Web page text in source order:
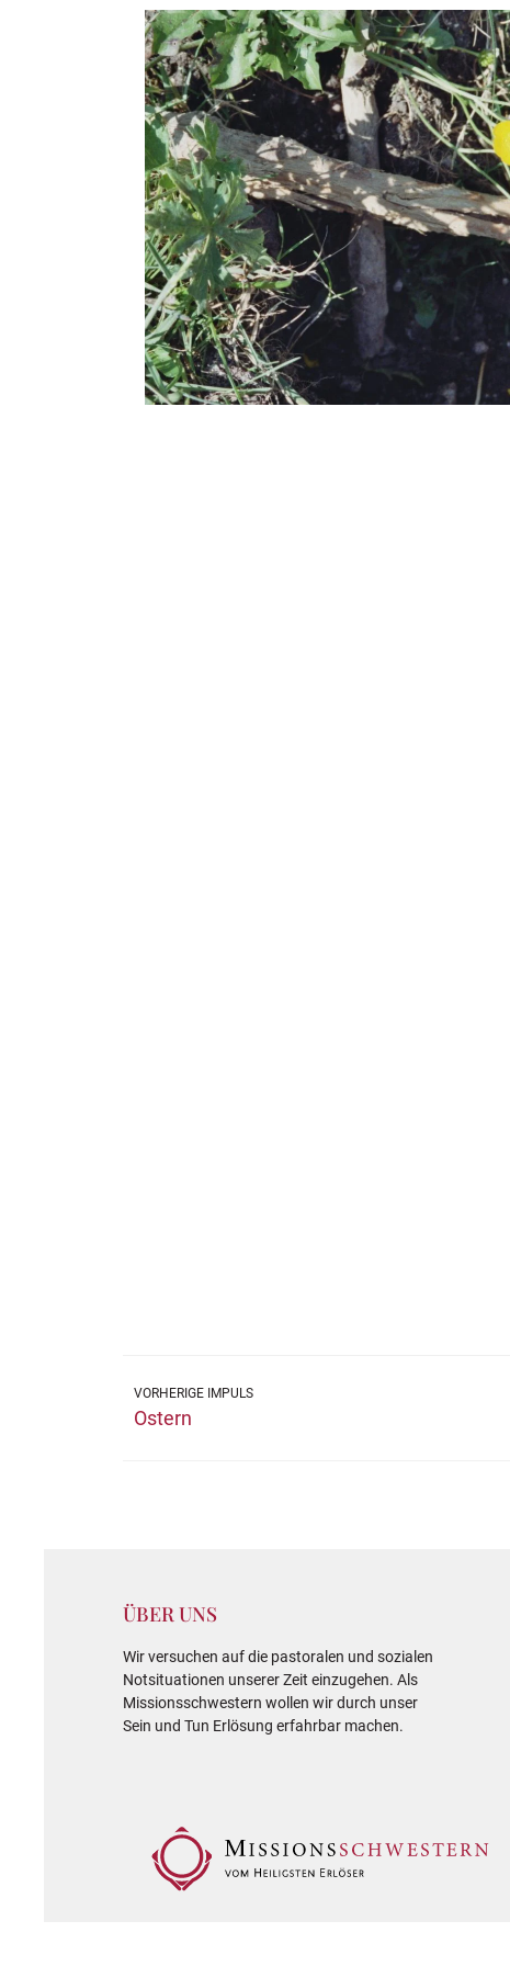
VORHERIGE IMPULS
Ostern
ÜBER UNS
Wir versuchen auf die pastoralen und sozialen
Notsituationen unserer Zeit einzugehen. Als
Missionsschwestern wollen wir durch unser
Sein und Tun Erlösung erfahrbar machen.